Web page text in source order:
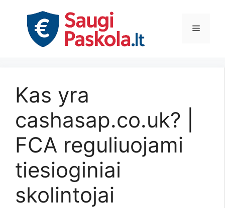
Meniu
Kas yra
cashasap.co.uk? |
FCA reguliuojami
tiesioginiai
skolintojai